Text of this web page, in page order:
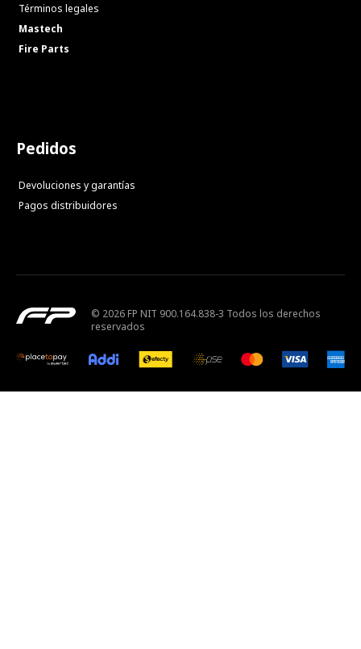
Términos legales
Mastech
Fire Parts
Pedidos
Devoluciones y garantías
Pagos distribuidores
© 2026 FP NIT 900.164.838-3 Todos los derechos
reservados